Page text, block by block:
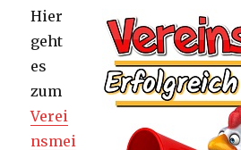
Hier
geht
es
zum
Verei
nsmei